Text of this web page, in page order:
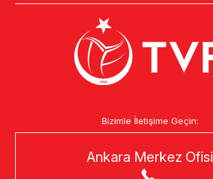
Bizimle İletişime Geçin:
Ankara Merkez Ofisi